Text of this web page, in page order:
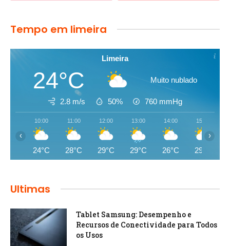
Tempo em limeira
Limeira
24°C Muito nublado
2.8 m/s 50% 760 mmHg
10:00
24°C
11:00
28°C
12:00
29°C
13:00
29°C
14:00
26°C
15:00
29°C
‹ ›
Ultimas
Tablet Samsung: Desempenho e
Recursos de Conectividade para Todos
os Usos